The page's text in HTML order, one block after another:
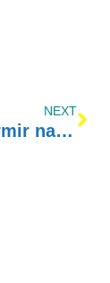
NEXT
Estudos comprovam aumento da automedicação para dormir na pandemia